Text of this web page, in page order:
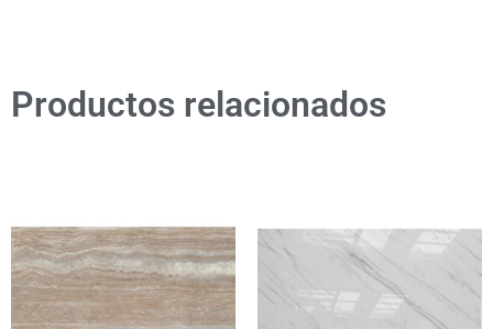
Productos relacionados